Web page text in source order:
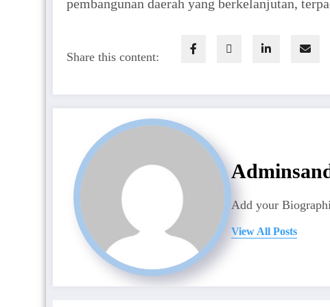
pembangunan daerah yang berkelanjutan,
Share this content:
Add your
View All Posts